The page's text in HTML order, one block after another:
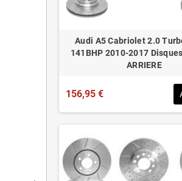
Audi A5 Cabriolet 2.0
141BHP 2010-2017
ARRIERE
156,95 €